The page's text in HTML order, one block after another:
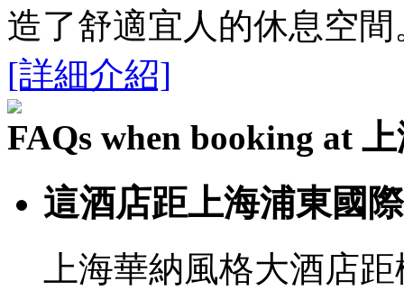
造了舒適宜人的休息空間
[詳細介紹]
FAQs when booking at
這酒店距上海浦東國
上海華納風格大酒店